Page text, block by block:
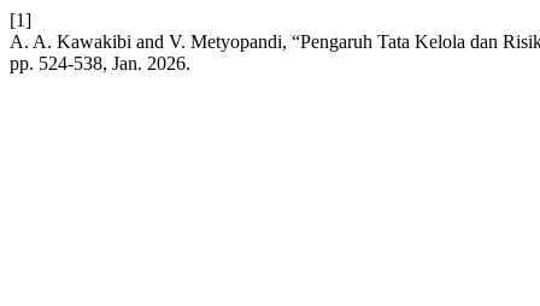
[1]
A. A. Kawakibi and V. Metyopandi, “Pengaruh Tata Kelola dan
pp. 524-538, Jan. 2026.